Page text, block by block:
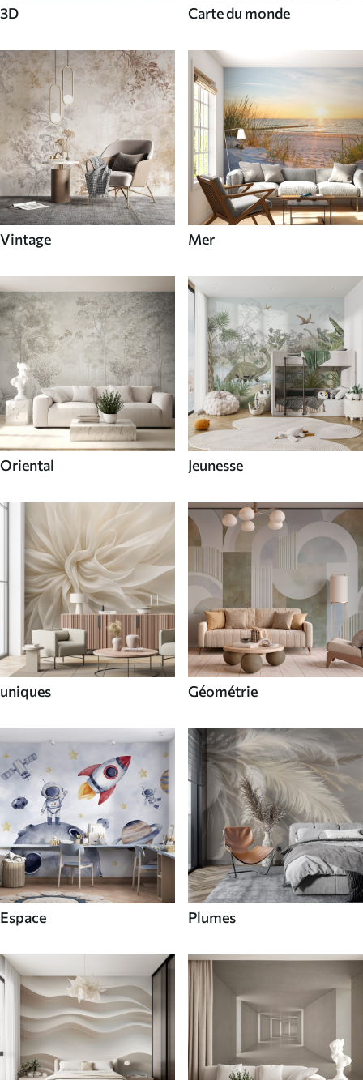
3D Carte du monde
Vintage Mer
Oriental Jeunesse
uniques Géométrie
Espace Plumes